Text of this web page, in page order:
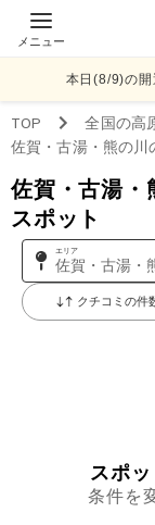
メニュー
本日(8/9)の
TOP 全国の高
佐賀・古湯・熊の川
佐賀・古湯・
スポット
エリア
佐賀・古湯・
クチコミの件
スポ
条件を